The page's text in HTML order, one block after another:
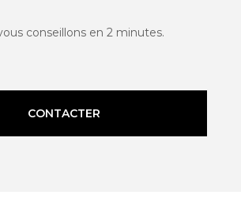
conseillons en 2 minutes.
CONTACTER